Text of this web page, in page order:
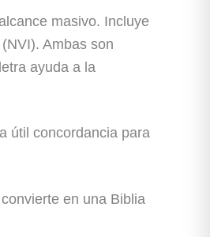
masivo. Incluye
Ambas son
ayuda a la
útil concordancia para
en una Biblia